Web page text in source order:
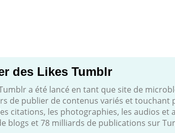
des Likes Tumblr
a été lancé en tant que site de
de publier de contenus variés et touchant
citations, les photographies, les audios
blogs et 78 milliards de publications sur